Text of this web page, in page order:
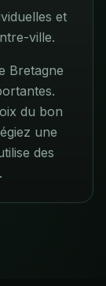
et
ville.
Bretagne
du bon
une
des